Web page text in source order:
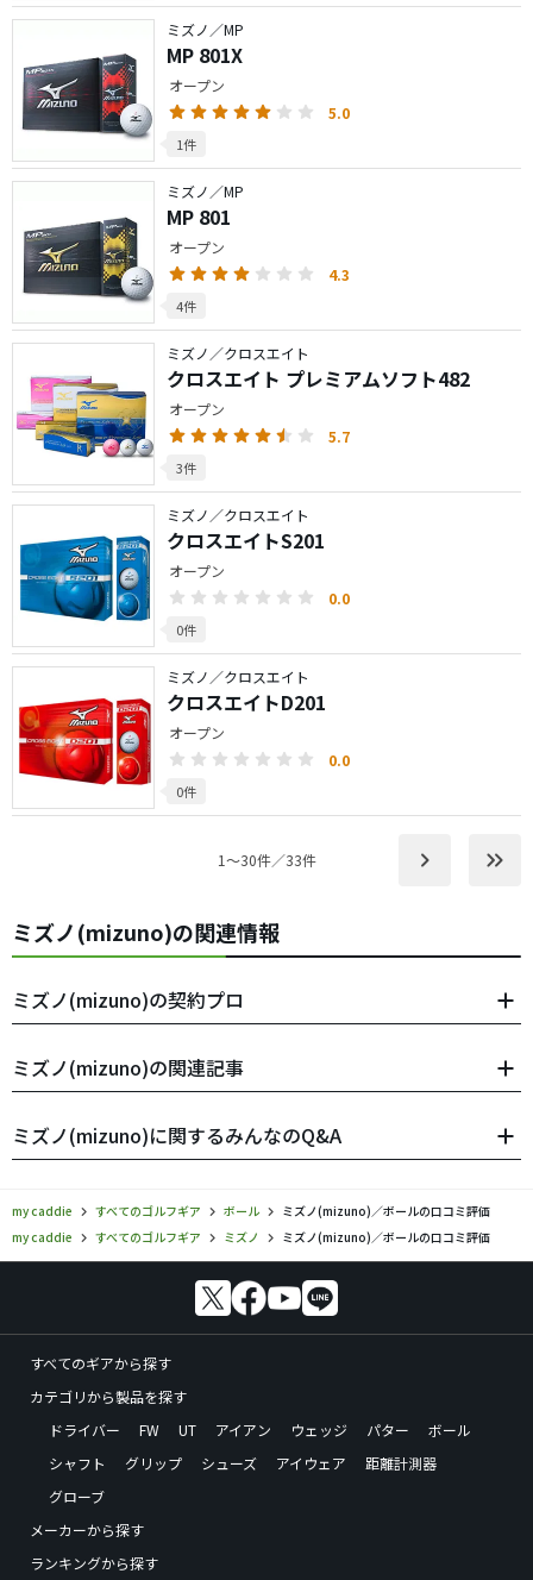
ミズノ／MP
MP 801X
オープン
5.0
1件
ミズノ／MP
MP 801
オープン
4.3
4件
ミズノ／クロスエイト
クロスエイト プレミアムソフト482
オープン
5.7
3件
ミズノ／クロスエイト
クロスエイトS201
オープン
0.0
0件
ミズノ／クロスエイト
クロスエイトD201
オープン
0.0
0件
1〜30件／33件 keyboard_arrow_right keyboard_double_arrow_right
ミズノ(mizuno)の関連情報
ミズノ(mizuno)の契約プロ
ミズノ(mizuno)の関連記事
ミズノ(mizuno)に関するみんなのQ&A
my caddie すべてのゴルフギア ボール
ミズノ(mizuno)／ボールの口コミ評価
my caddie
すべてのゴルフギア ミズノ ミズノ(mizuno)／ボールの口コミ評価
すべてのギアから探す
カテゴリから製品を探す
ドライバー
FW UT アイアン ウェッジ パター
ボール
シャフト
グリップ シューズ アイウェア
距離計測器
グローブ
メーカーから探す
ランキングから探す